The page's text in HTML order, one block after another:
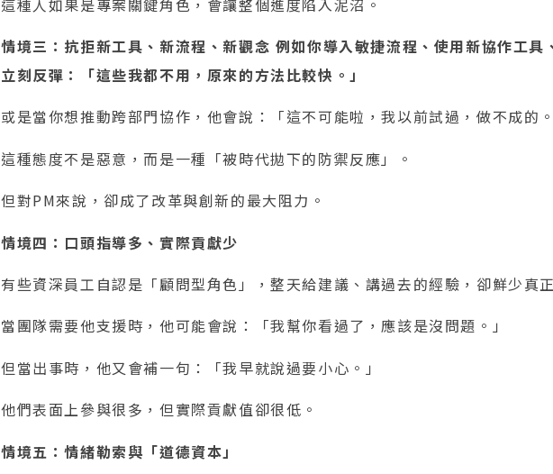
情境三：抗拒新工具、新流程、新觀念 例如你導入敏捷流程、使用新協作工具
立刻反彈：「這些我都不用，原來的方法比較快。」
或是當你想推動跨部門協作，他會說：「這不可能啦，我以前試過，做不成的。
這種態度不是惡意，而是一種「被時代拋下的防禦反應」。
但對PM來說，卻成了改革與創新的最大阻力。
情境四：口頭指導多、實際貢獻少
有些資深員工自認是「顧問型角色」，整天給建議、講過去的經驗，卻鮮少真
當團隊需要他支援時，他可能會說：「我幫你看過了，應該是沒問題。」
但當出事時，他又會補一句：「我早就說過要小心。」
他們表面上參與很多，但實際貢獻值卻很低。
情境五：情緒勒索與「道德資本」